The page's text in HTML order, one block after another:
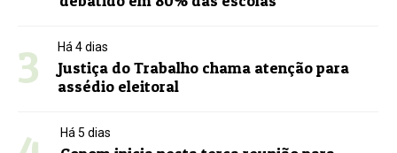
3 Há 4 dias
Justiça do Trabalho chama atenção para
assédio eleitoral
Há 5 dias